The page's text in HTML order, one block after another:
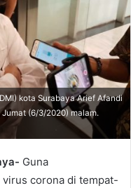
kota Surabaya Arief Afandi
(6/3/2020) malam.
Guna
corona di tempat-